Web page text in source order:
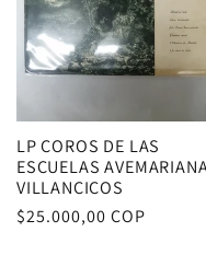
LP COROS DE LAS
ESCUELAS
VILLANCICOS
Precio
$25.000,00 COP